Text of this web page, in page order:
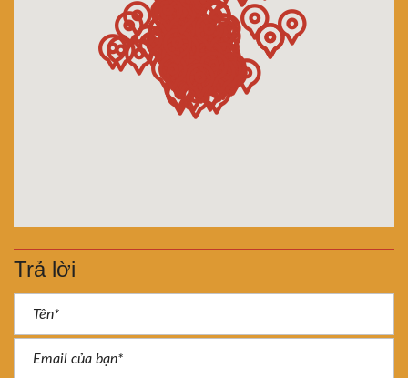
Trả lời